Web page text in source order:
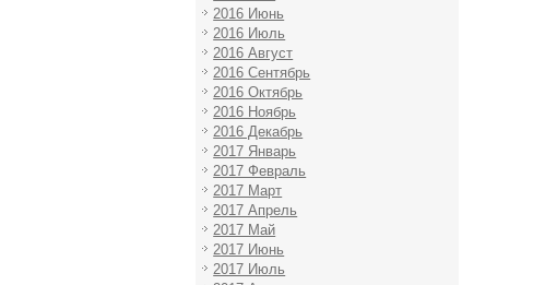
2016 Июнь
2016 Июль
2016 Август
2016 Сентябрь
2016 Октябрь
2016 Ноябрь
2016 Декабрь
2017 Январь
2017 Февраль
2017 Март
2017 Апрель
2017 Май
2017 Июнь
2017 Июль